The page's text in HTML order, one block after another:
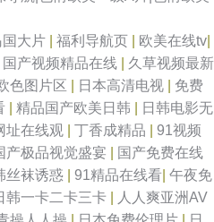
大片 福利导航页 欧美在线tv
国产视频精品在线
久草视频最新
色图片区 日本高清电视
免费
精品国产欧美日韩
日韩电影无
址在线观 丁香成精品
91视频
产极品视觉盛宴
国产免费在线
丝袜诱惑 91精品在线看 午夜免
韩一卡二卡三卡
人人爽亚洲AV